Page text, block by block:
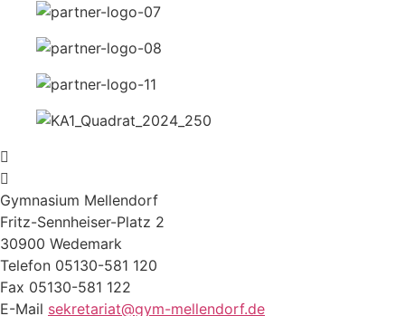
Gymnasium Mellendorf
Fritz-Sennheiser-Platz 2
30900 Wedemark
Telefon 05130-581 120
Fax 05130-581 122
E-Mail sekretariat@gym-mellendorf.de